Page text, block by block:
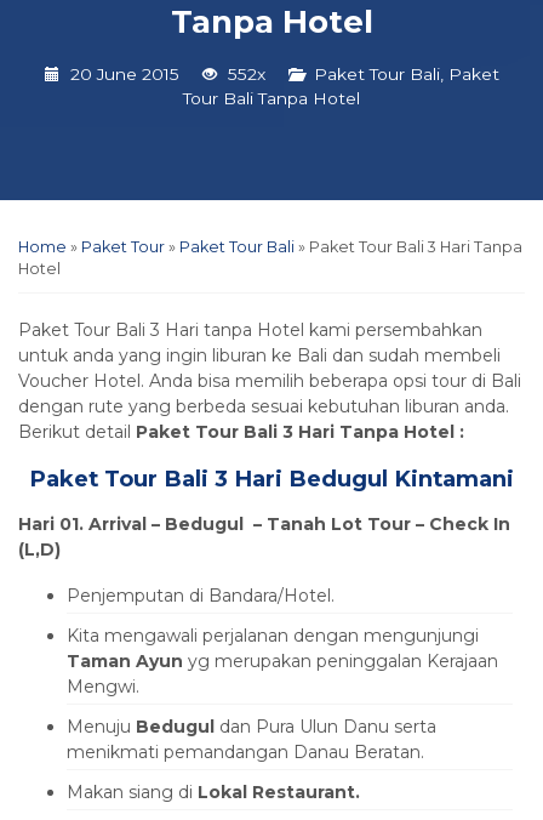
Tanpa Hotel
20 June 2015 552x Paket Tour Bali, Paket
Tour Bali Tanpa Hotel
Home » Paket Tour » Paket Tour Bali » Paket Tour Bali 3 Hari Tanpa
Hotel
Paket Tour Bali 3 Hari tanpa Hotel kami persembahkan
untuk anda yang ingin liburan ke Bali dan sudah membeli
Voucher Hotel. Anda bisa memilih beberapa opsi tour di Bali
dengan rute yang berbeda sesuai kebutuhan liburan anda.
Berikut detail Paket Tour Bali 3 Hari Tanpa Hotel :
Paket Tour Bali 3 Hari Bedugul Kintamani
Hari 01. Arrival – Bedugul – Tanah Lot Tour – Check In
(L,D)
Penjemputan di Bandara/Hotel.
Kita mengawali perjalanan dengan mengunjungi
Taman Ayun yg merupakan peninggalan Kerajaan
Mengwi.
Menuju Bedugul dan Pura Ulun Danu serta
menikmati pemandangan Danau Beratan.
Makan siang di Lokal Restaurant.